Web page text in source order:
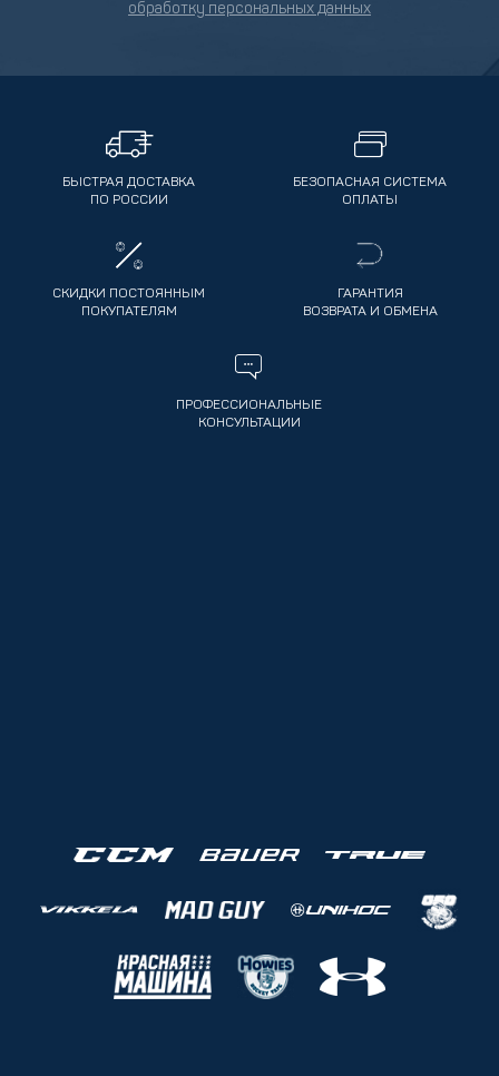
обработку персональных данных
БЫСТРАЯ ДОСТАВКА
ПО РОССИИ
БЕЗОПАСНАЯ СИСТЕМА
ОПЛАТЫ
СКИДКИ ПОСТОЯННЫМ
ПОКУПАТЕЛЯМ
ГАРАНТИЯ
ВОЗВРАТА И ОБМЕНА
ПРОФЕССИОНАЛЬНЫЕ
КОНСУЛЬТАЦИИ